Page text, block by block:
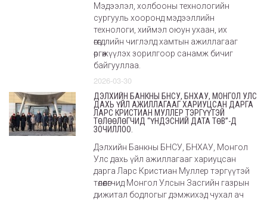
Мэдээлэл, холбооны технологийн
сургууль хооронд мэдээллийн
технологи, хиймэл оюун ухаан, их
өгөгдлийн чиглэлд хамтын ажиллагааг
өргөжүүлэх зорилгоор санамж бичиг
байгууллаа.
2026-03-30
ДЭЛХИЙН БАНКНЫ БНСУ, БНХАУ, МОНГОЛ УЛС
ДАХЬ ҮЙЛ АЖИЛЛАГААГ ХАРИУЦСАН ДАРГА
ЛАРС КРИСТИАН МУЛЛЕР ТЭРГҮҮТЭЙ
ТӨЛӨӨЛӨГЧИД “ҮНДЭСНИЙ ДАТА ТӨВ”-Д
ЗОЧИЛЛОО.
Дэлхийн Банкны БНСУ, БНХАУ, Монгол
Улс дахь үйл ажиллагааг хариуцсан
дарга Ларс Кристиан Муллер тэргүүтэй
төлөөлөгчид Монгол Улсын Засгийн газрын
дижитал бодлогыг дэмжихэд чухал ач